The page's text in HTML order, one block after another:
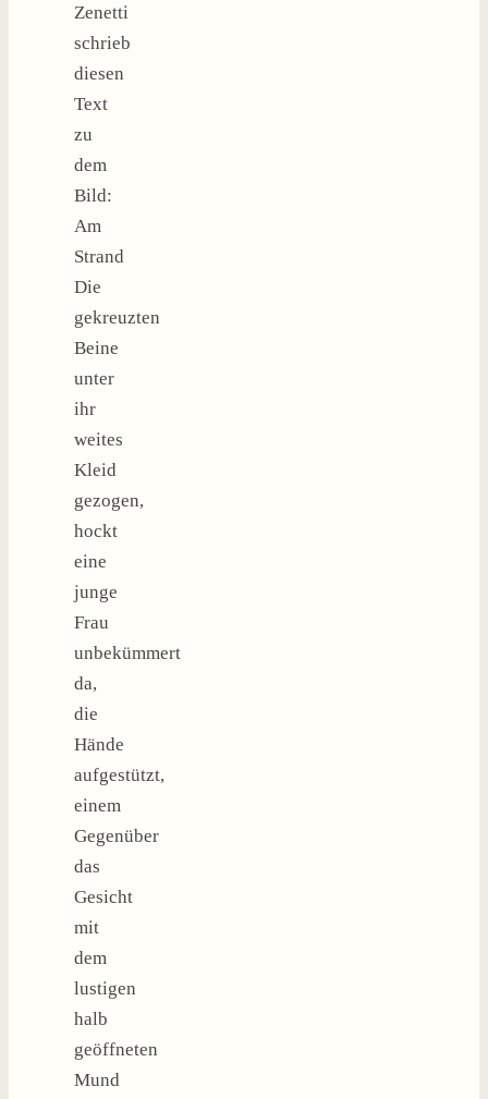
Zenetti
schrieb
diesen
Text
zu
dem
Bild:
Am
Strand
Die
gekreuzten
Beine
unter
ihr
weites
Kleid
gezogen,
hockt
eine
junge
Frau
unbekümmert
da,
die
Hände
aufgestützt,
einem
Gegenüber
das
Gesicht
mit
dem
lustigen
halb
geöffneten
Mund